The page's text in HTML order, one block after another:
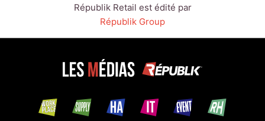
Républik Retail est édité par
Républik Group